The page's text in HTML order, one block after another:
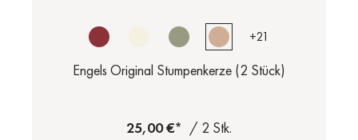
+21
Engels Original Stumpenkerze (2 Stück)
25,00 €* / 2 Stk.